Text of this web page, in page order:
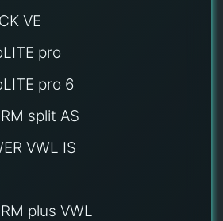
VE
pro
pro 6
split AS
VWL IS
plus VWL